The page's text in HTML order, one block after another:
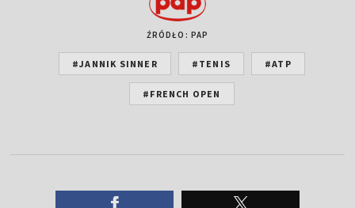
ŹRÓDŁO: PAP
#JANNIK SINNER #TENIS #ATP
#FRENCH OPEN